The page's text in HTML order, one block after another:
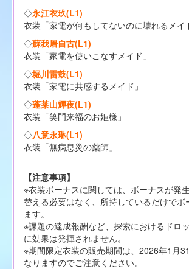
◇永江衣玖(L1)
衣装「家電が何もしてないのに壊れるメイ
◇蘇我屠自古(L1)
衣装「家電を使いこなすメイド」
◇堀川雷鼓(L1)
衣装「家電に共感するメイド」
◇蓬莱山輝夜(L1)
衣装「笑門来福のお姫様」
◇八意永琳(L1)
衣装「無病息災の薬師」
【注意事項】
※衣装ボーナスに関しては、ボーナスが発
替える必要はなく、所持しているだけでボ
ます。
※課題の達成報酬など、探索におけるドロ
に効果は発揮されません。
※期間限定衣装の販売期間は、2026年1月
なりますのでご注意ください。